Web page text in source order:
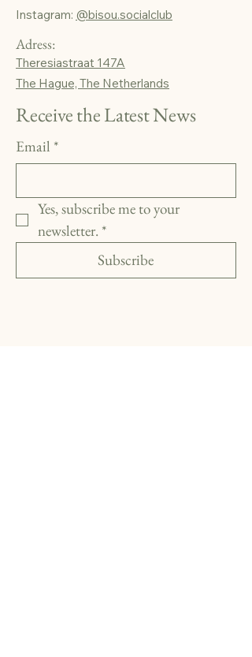
Instagram: @bisou.socialclub
Adress:
Theresiastraat 147A
The Hague, The Netherlands
Receive the Latest News
Email *
Yes, subscribe me to your
newsletter. *
Subscribe